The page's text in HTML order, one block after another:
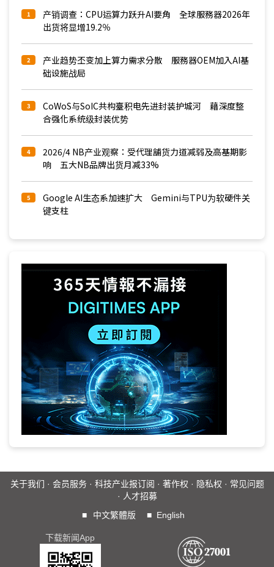
1
产销调查：CPU运算力跃升AI要角 全球服務器2026年
出货将显增19.2％
2
产业趋势丕变加上算力需求分散 服務器OEM加入AI基
础设施战局
3
CoWoS与SoIC共构臺积电先进封装护城河 藉深度整
合强化系统级封装优势
4
2026/4 NB产业观察：受代理舖货力道减弱及高基期影
响 五大NB品牌出货月减33%
5
Google AI生态系加速扩大 Gemini与TPU为软硬件关
键支柱
关于我们 · 会员服务· 科技产业报订阅 · 著作权 · 隐私权 · 常见问题
· 人才招募
■
中文繁體版 ■ English
下载新闻App